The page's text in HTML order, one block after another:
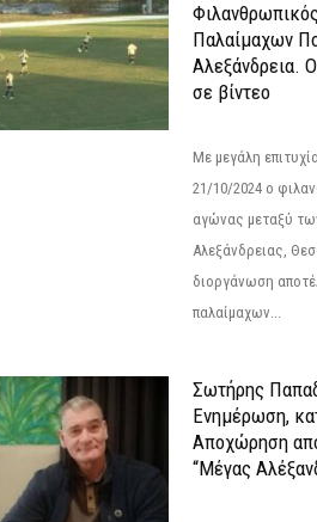
Παλαίμαχων
Αλεξάνδρεια.
σε βίντεο
Με μεγάλη
21/10/2024 ο
αγώνας μεταξύ
Αλεξάνδρειας,
διοργάνωση
παλαίμαχων...
Σωτήρης
Ενημέρωση,
Αποχώρηση
“Μέγας